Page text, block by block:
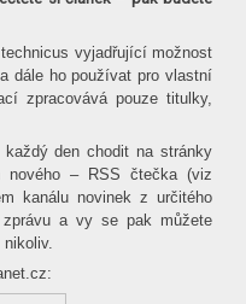
vyjadřující možnost
dále ho používat pro vlastní
zpracovává pouze titulky,
den chodit na stránky
– RSS čtečka (viz
kanálu novinek z určitého
a vy se pak můžete